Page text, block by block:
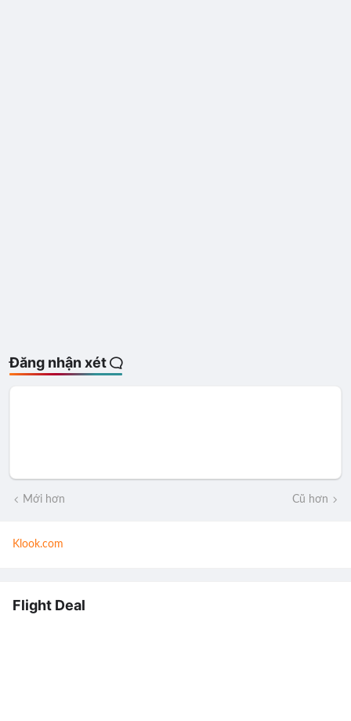
Đăng nhận xét
Mới hơn Cũ hơn
Klook.com
Flight Deal